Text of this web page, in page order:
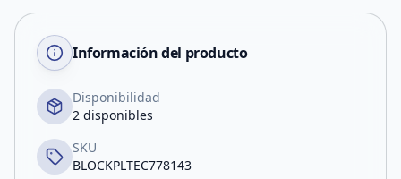
Información del producto
Disponibilidad
2 disponibles
SKU
BLOCKPLTEC778143